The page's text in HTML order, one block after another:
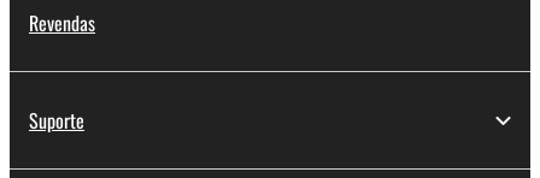
Revendas
Suporte